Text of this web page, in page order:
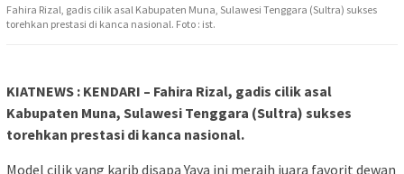
Fahira Rizal, gadis cilik asal Kabupaten Muna, Sulawesi Tenggara (Sultra) sukses
torehkan prestasi di kanca nasional. Foto : ist.
KIATNEWS : KENDARI – Fahira Rizal, gadis cilik asal
Kabupaten Muna, Sulawesi Tenggara (Sultra) sukses
torehkan prestasi di kanca nasional.
Model cilik yang karib disapa Yaya ini meraih juara favorit dewan